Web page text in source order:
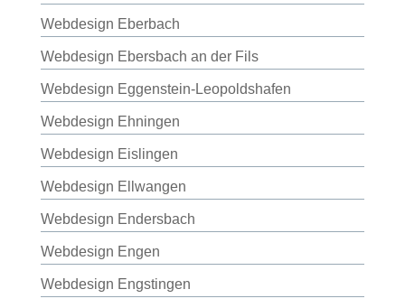
Webdesign Eberbach
Webdesign Ebersbach an der Fils
Webdesign Eggenstein-Leopoldshafen
Webdesign Ehningen
Webdesign Eislingen
Webdesign Ellwangen
Webdesign Endersbach
Webdesign Engen
Webdesign Engstingen